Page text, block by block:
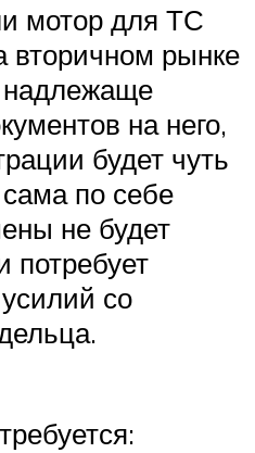
мотор для ТС
вторичном рынке
надлежаще
на него,
будет чуть
по себе
не будет
потребует
со